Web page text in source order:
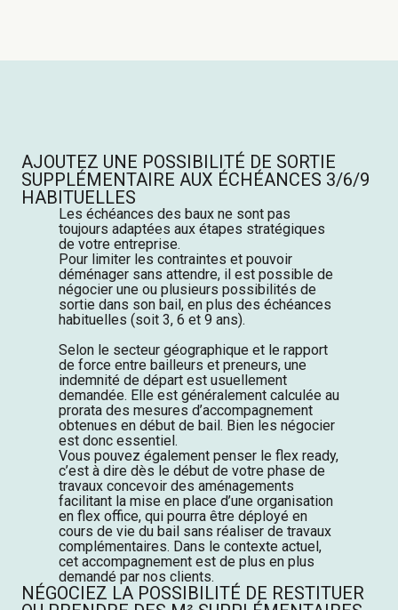
AJOUTEZ UNE POSSIBILITÉ DE SORTIE
SUPPLÉMENTAIRE AUX ÉCHÉANCES 3/6/9
HABITUELLES
Les échéances des baux ne sont pas
toujours adaptées aux étapes stratégiques
de votre entreprise.
Pour limiter les contraintes et pouvoir
déménager sans attendre, il est possible de
négocier une ou plusieurs possibilités de
sortie dans son bail, en plus des échéances
habituelles (soit 3, 6 et 9 ans).
Selon le secteur géographique et le rapport
de force entre bailleurs et preneurs, une
indemnité de départ est usuellement
demandée. Elle est généralement calculée au
prorata des mesures d’accompagnement
obtenues en début de bail. Bien les négocier
est donc essentiel.
Vous pouvez également penser le flex ready,
c’est à dire dès le début de votre phase de
travaux concevoir des aménagements
facilitant la mise en place d’une organisation
en flex office, qui pourra être déployé en
cours de vie du bail sans réaliser de travaux
complémentaires. Dans le contexte actuel,
cet accompagnement est de plus en plus
demandé par nos clients.
NÉGOCIEZ LA POSSIBILITÉ DE RESTITUER